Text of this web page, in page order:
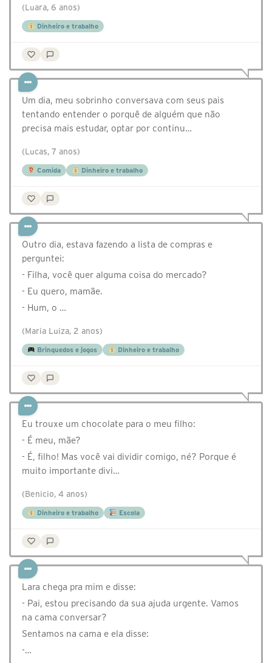
(Luara, 6 anos)
Dinheiro e trabalho
Um dia, meu sobrinho conversava com seus pais
tentando entender o porquê de alguém que não
precisa mais estudar, optar por continu…
(Lucas, 7 anos)
Comida Dinheiro e trabalho
Outro dia, estava fazendo a lista de compras e
perguntei:
- Filha, você quer alguma coisa do mercado?
- Eu quero, mamãe.
- Hum, o …
(Maria Luiza, 2 anos)
Brinquedos e jogos Dinheiro e trabalho
Eu trouxe um chocolate para o meu filho:
- É meu, mãe?
- É, filho! Mas você vai dividir comigo, né? Porque é
muito importante divi…
(Benicio, 4 anos)
Dinheiro e trabalho Escola
Lara chega pra mim e disse:
- Pai, estou precisando da sua ajuda urgente. Vamos
na cama conversar?
Sentamos na cama e ela disse:
-…